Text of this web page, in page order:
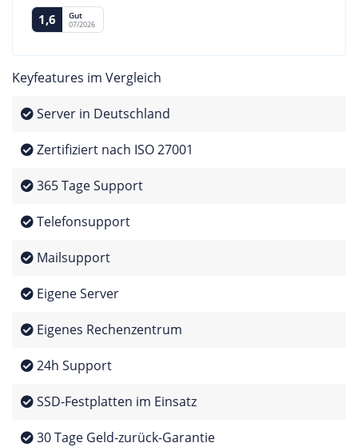
1,6 Gut
07/2026
Keyfeatures im Vergleich
Server in Deutschland
Zertifiziert nach ISO 27001
365 Tage Support
Telefonsupport
Mailsupport
Eigene Server
Eigenes Rechenzentrum
24h Support
SSD-Festplatten im Einsatz
30 Tage Geld-zurück-Garantie